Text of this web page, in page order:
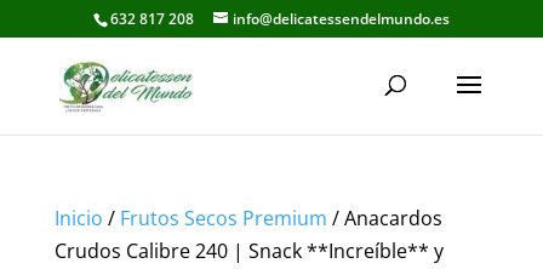
632 817 208 info@delicatessendelmundo.es
Inicio / Frutos Secos Premium / Anacardos
Crudos Calibre 240 | Snack **Increíble** y